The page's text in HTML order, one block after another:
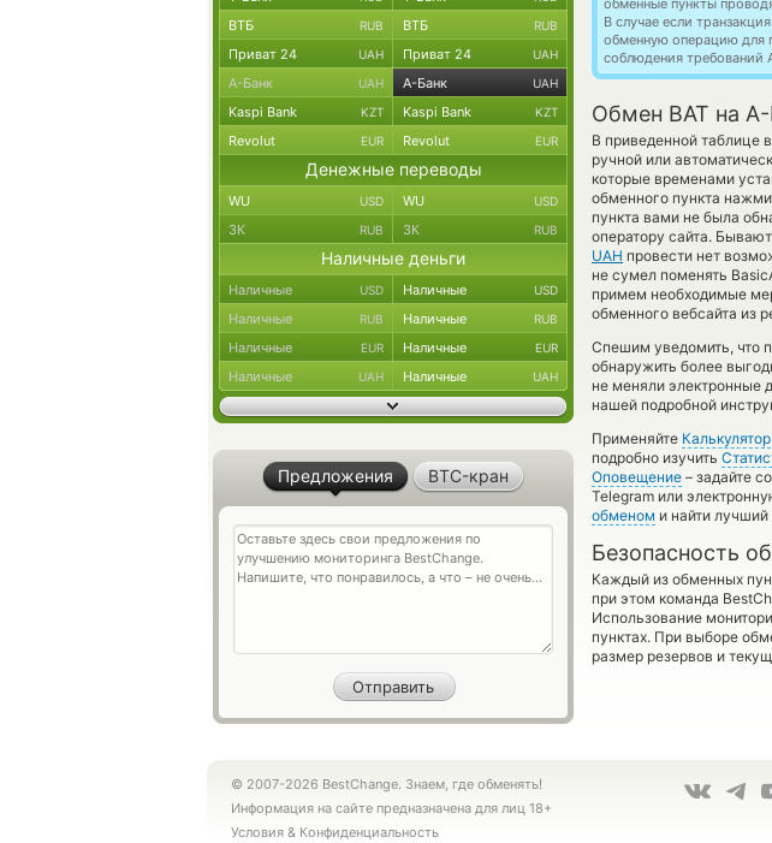
обменные пункты
В случае если
обменную операцию для
соблюдения требований
Обмен BAT на
В приведенной таблице
ручной или
которые временами
обменного пункта
пункта вами не была
оператору сайта.
UAH провести нет
не сумел поменять
примем необходимые
обменного вебсайта из
Спешим уведомить, что
обнаружить более
не меняли электронные
нашей подробной
Применяйте Калькулятор
подробно изучить
Оповещение – задайте
Telegram или
обменом и найти
Безопасность
Каждый из обменных
при этом команда
Использование
пунктах. При выборе
размер резервов и
ВТБ RUB ВТБ RUB
Приват 24 UAH Приват 24 UAH
А-Банк UAH А-Банк UAH
Kaspi Bank KZT Kaspi Bank KZT
Revolut EUR Revolut EUR
Денежные переводы
WU USD WU USD
ЗК RUB ЗК RUB
Наличные деньги
Наличные USD Наличные USD
Наличные RUB Наличные RUB
Наличные EUR Наличные EUR
Наличные UAH Наличные UAH
Предложения BTC-кран
© 2007-2026 BestChange. Знаем, где обменять!
Информация на сайте предназначена для лиц 18+
Условия & Конфиденциальность